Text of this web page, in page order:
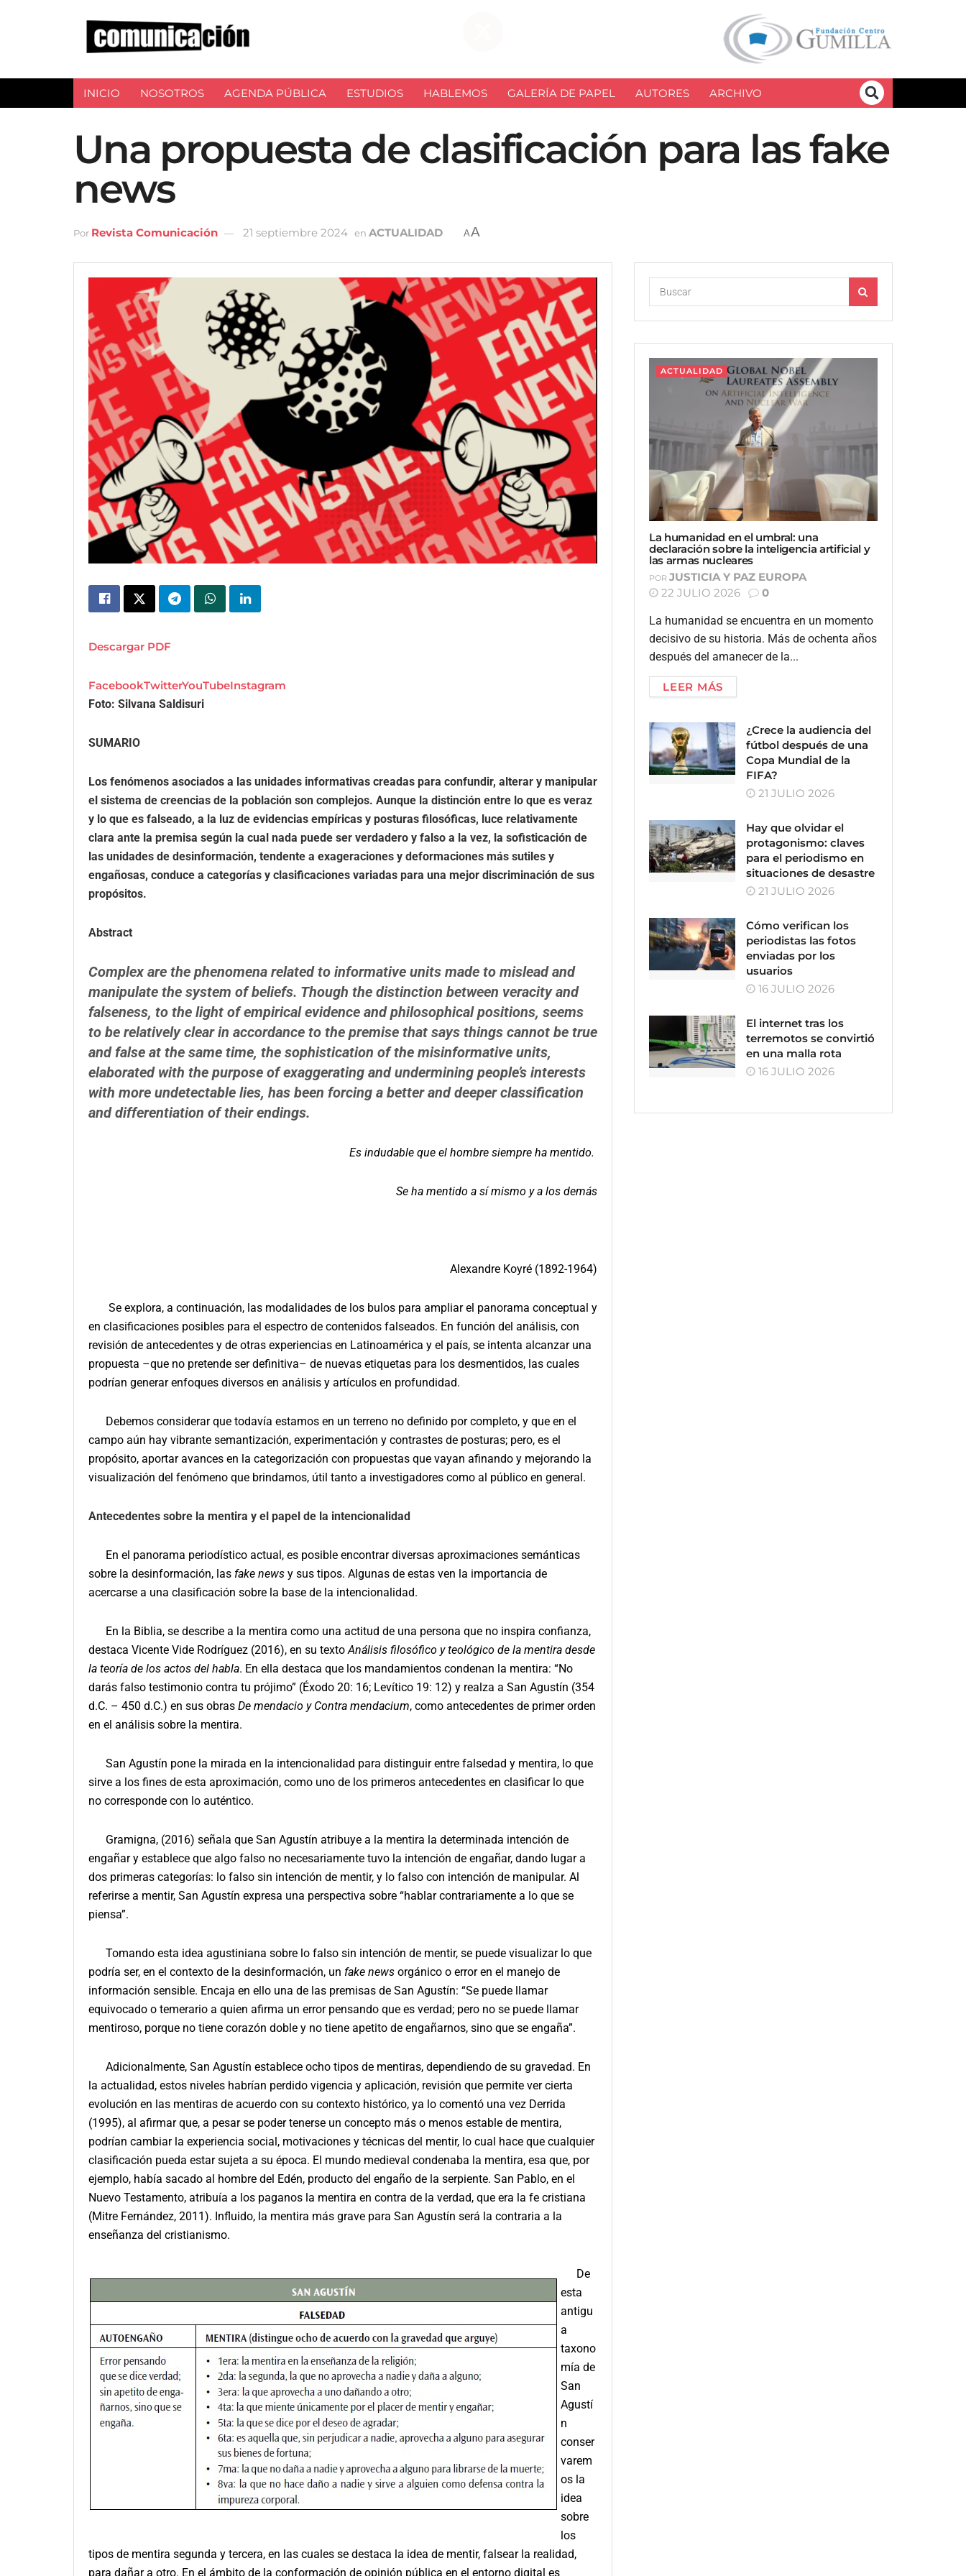
INICIO NOSOTROS AGENDA PÚBLICA ESTUDIOS HABLEMOS GALERÍA DE PAPEL AUTORES ARCHIVO
Una propuesta de clasificación para las fake
news
Por Revista Comunicación 21 septiembre 2024 en ACTUALIDAD AA
Descargar PDF
FacebookTwitterYouTubeInstagram
Foto: Silvana Saldisuri
SUMARIO
Los fenómenos asociados a las unidades informativas creadas para confundir, alterar y manipular
el sistema de creencias de la población son complejos. Aunque la distinción entre lo que es veraz
y lo que es falseado, a la luz de evidencias empíricas y posturas filosóficas, luce relativamente
clara ante la premisa según la cual nada puede ser verdadero y falso a la vez, la sofisticación de
las unidades de desinformación, tendente a exageraciones y deformaciones más sutiles y
engañosas, conduce a categorías y clasificaciones variadas para una mejor discriminación de sus
propósitos.
Abstract
Complex are the phenomena related to informative units made to mislead and
manipulate the system of beliefs. Though the distinction between veracity and
falseness, to the light of empirical evidence and philosophical positions, seems
to be relatively clear in accordance to the premise that says things cannot be true
and false at the same time, the sophistication of the misinformative units,
elaborated with the purpose of exaggerating and undermining people’s interests
with more undetectable lies, has been forcing a better and deeperclassification
and differentiation of their endings.
Es indudable que el hombre siempre ha mentido.
Se ha mentido a sí mismo y a los demás
Alexandre Koyré (1892-1964)
Se explora, a continuación, las modalidades de los bulos para ampliar el panorama conceptual y
en clasificaciones posibles para el espectro de contenidos falseados. En función del análisis, con
revisión de antecedentes y de otras experiencias en Latinoamérica y el país, se intenta alcanzar una
propuesta –que no pretende ser definitiva– de nuevas etiquetas para los desmentidos, las cuales
podrían generar enfoques diversos en análisis y artículos en profundidad.
Debemos considerar que todavía estamos en un terreno no definido por completo, y que en el
campo aún hay vibrante semantización, experimentación y contrastes de posturas; pero, es el
propósito, aportar avances en la categorización con propuestas que vayan afinando y mejorando la
visualización del fenómeno que brindamos, útil tanto a investigadores como al público en general.
Antecedentes sobre la mentira y el papel de la intencionalidad
En el panorama periodístico actual, es posible encontrar diversas aproximaciones semánticas
sobre la desinformación, las fake news y sus tipos. Algunas de estas ven la importancia de
acercarse a una clasificación sobre la base de la intencionalidad.
En la Biblia, se describe a la mentira como una actitud de una persona que no inspira confianza,
destaca Vicente Vide Rodríguez (2016), en su textoAnálisis filosófico y teológico de la mentira desde
la teoría de los actos del habla. En ella destaca que los mandamientos condenan la mentira: “No
darás falso testimonio contra tu prójimo” (Éxodo 20: 16; Levítico 19: 12) y realza a San Agustín (354
d.C. – 450 d.C.) en sus obras De mendacio y Contra mendacium, como antecedentes de primer orden
en el análisis sobre la mentira.
San Agustín pone la mirada en la intencionalidad para distinguir entre falsedad y mentira, lo que
sirve a los fines de esta aproximación, como uno de los primeros antecedentes en clasificar lo que
no corresponde con lo auténtico.
Gramigna, (2016) señala que San Agustín atribuye a la mentira la determinada intención de
engañar y establece que algo falso no necesariamente tuvo la intención de engañar, dando lugar a
dos primeras categorías: lo falso sin intención de mentir, y lo falso con intención de manipular. Al
referirse a mentir, San Agustín expresa una perspectiva sobre “hablar contrariamente a lo que se
piensa”.
Tomando esta idea agustiniana sobre lo falso sin intención de mentir, se puede visualizar lo que
podría ser, en el contexto de la desinformación, un fake news orgánico o error en el manejo de
información sensible. Encaja en ello una de las premisas de San Agustín: “Se puede llamar
equivocado o temerario a quien afirma un error pensando que es verdad; pero no se puede llamar
mentiroso, porque no tiene corazón doble y no tiene apetito de engañarnos, sino que se engaña”.
Adicionalmente, San Agustín establece ocho tipos de mentiras, dependiendo de su gravedad. En
la actualidad, estos niveles habrían perdido vigencia y aplicación, revisión que permite ver cierta
evolución en las mentiras de acuerdo con su contexto histórico, ya lo comentó una vez Derrida
(1995), al afirmar que, a pesar se poder tenerse un concepto más o menos estable de mentira,
podrían cambiar la experiencia social, motivaciones y técnicas del mentir, lo cual hace que cualquier
clasificación pueda estar sujeta a su época. El mundo medieval condenaba la mentira, esa que, por
ejemplo, había sacado al hombre del Edén, producto del engaño de la serpiente. San Pablo, en el
Nuevo Testamento, atribuía a los paganos la mentira en contra de la verdad, que era la fe cristiana
(Mitre Fernández, 2011). Influido, la mentira más grave para San Agustín será la contraria a la
enseñanza del cristianismo.
De
esta
antigu
a
taxono
mía de
San
Agustí
n
conser
varem
os la
idea
sobre
los
tipos de mentira segunda y tercera, en las cuales se destaca la idea de mentir, falsear la realidad,
para dañar a otro. En el ámbito de la conformación de opinión pública en el entorno digital es
ACTUALIDAD
La humanidad en el umbral: una
declaración sobre la inteligencia artificial y
las armas nucleares
POR JUSTICIA Y PAZ EUROPA
22 JULIO 2026
0
La humanidad se encuentra en un momento
decisivo de su historia. Más de ochenta años
después del amanecer de la...
LEER MÁS
¿Crece la audiencia del
fútbol después de una
Copa Mundial de la
FIFA?
21 JULIO 2026
Hay que olvidar el
protagonismo: claves
para el periodismo en
situaciones de desastre
21 JULIO 2026
Cómo verifican los
periodistas las fotos
enviadas por los
usuarios
16 JULIO 2026
El internet tras los
terremotos se convirtió
en una malla rota
16 JULIO 2026